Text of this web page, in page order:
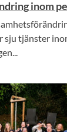
inom
sju tjänster